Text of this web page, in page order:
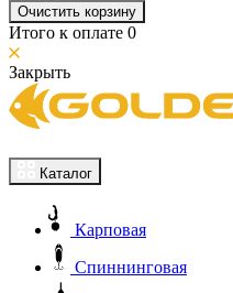
Очистить корзину
Итого к оплате 0
Закрыть
Каталог
Карповая
Спиннинговая